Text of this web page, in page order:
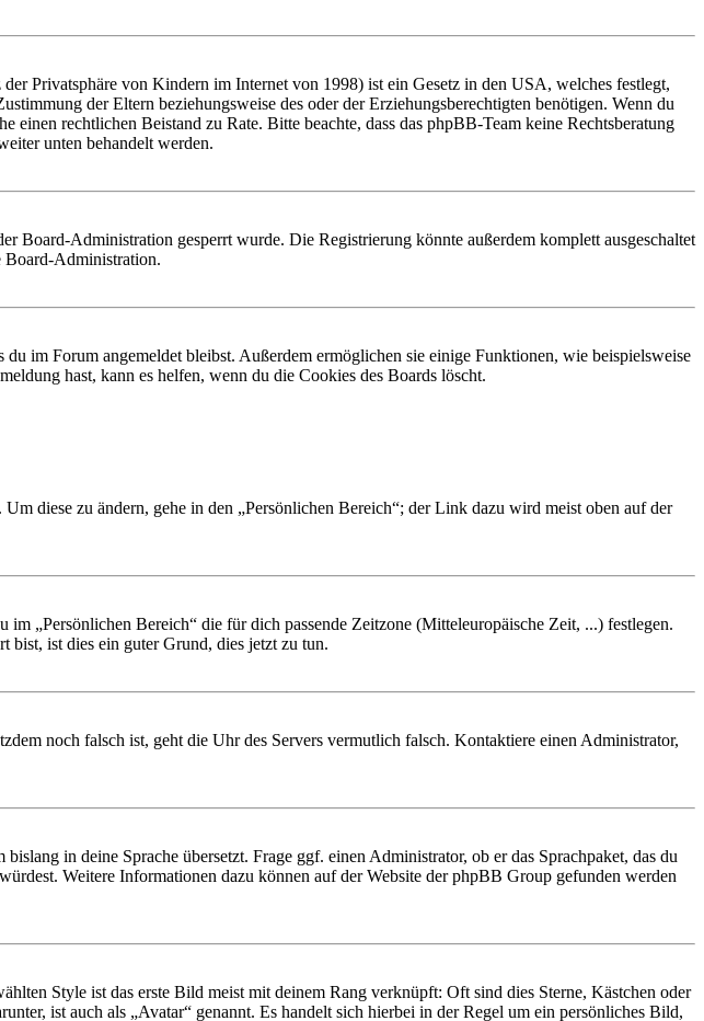
Privatsphäre von Kindern im Internet von 1998) ist ein Gesetz in den USA, welches festlegt,
der Eltern beziehungsweise des oder der Erziehungsberechtigten benötigen. Wenn du
rechtlichen Beistand zu Rate. Bitte beachte, dass das phpBB-Team keine Rechtsberatung
unten behandelt werden.
Board-Administration gesperrt wurde. Die Registrierung könnte außerdem komplett ausgeschaltet
Board-Administration.
im Forum angemeldet bleibst. Außerdem ermöglichen sie einige Funktionen, wie beispielsweise
hast, kann es helfen, wenn du die Cookies des Boards löscht.
diese zu ändern, gehe in den „Persönlichen Bereich“; der Link dazu wird meist oben auf der
„Persönlichen Bereich“ die für dich passende Zeitzone (Mitteleuropäische Zeit, ...) festlegen.
bist, ist dies ein guter Grund, dies jetzt zu tun.
noch falsch ist, geht die Uhr des Servers vermutlich falsch. Kontaktiere einen Administrator,
in deine Sprache übersetzt. Frage ggf. einen Administrator, ob er das Sprachpaket, das du
Weitere Informationen dazu können auf der Website der phpBB Group gefunden werden
Style ist das erste Bild meist mit deinem Rang verknüpft: Oft sind dies Sterne, Kästchen oder
ist auch als „Avatar“ genannt. Es handelt sich hierbei in der Regel um ein persönliches Bild,